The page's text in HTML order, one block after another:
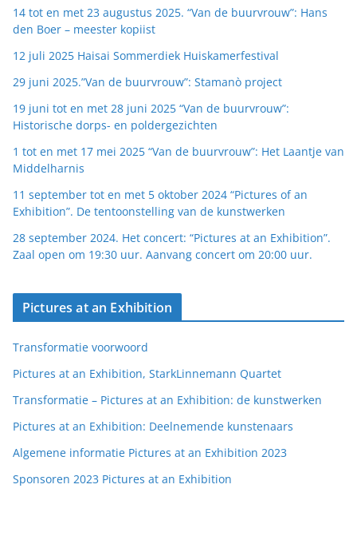
14 tot en met 23 augustus 2025. “Van de buurvrouw”: Hans
den Boer – meester kopiist
12 juli 2025 Haisai Sommerdiek Huiskamerfestival
29 juni 2025.”Van de buurvrouw”: Stamanò project
19 juni tot en met 28 juni 2025 “Van de buurvrouw”:
Historische dorps- en poldergezichten
1 tot en met 17 mei 2025 “Van de buurvrouw”: Het Laantje van
Middelharnis
11 september tot en met 5 oktober 2024 “Pictures of an
Exhibition”. De tentoonstelling van de kunstwerken
28 september 2024. Het concert: “Pictures at an Exhibition”.
Zaal open om 19:30 uur. Aanvang concert om 20:00 uur.
Pictures at an Exhibition
Transformatie voorwoord
Pictures at an Exhibition, StarkLinnemann Quartet
Transformatie – Pictures at an Exhibition: de kunstwerken
Pictures at an Exhibition: Deelnemende kunstenaars
Algemene informatie Pictures at an Exhibition 2023
Sponsoren 2023 Pictures at an Exhibition